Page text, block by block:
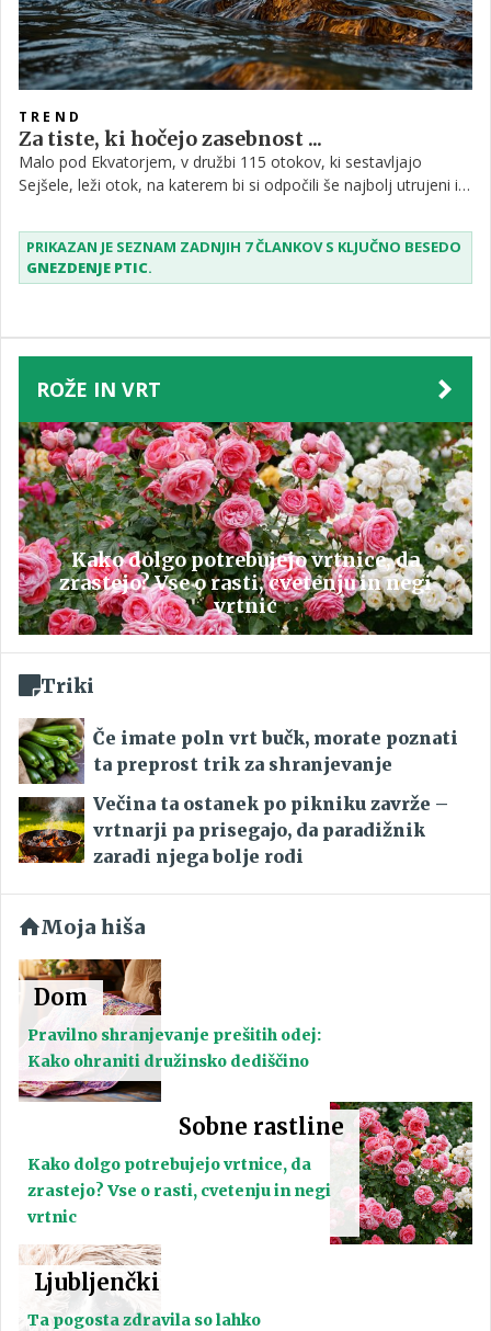
TREND
Za tiste, ki hočejo zasebnost ...
Malo pod Ekvatorjem, v družbi 115 otokov, ki sestavljajo
Sejšele, leži otok, na katerem bi si odpočili še najbolj utrujeni in
obiskovalcem popolno zasebnost in pogled na rajsko naravo.
PRIKAZAN JE SEZNAM ZADNJIH 7 ČLANKOV S KLJUČNO BESEDO
GNEZDENJE PTIC.
ROŽE IN VRT
Kako dolgo potrebujejo vrtnice, da
zrastejo? Vse o rasti, cvetenju in negi
vrtnic
Triki
Če imate poln vrt bučk, morate poznati
ta preprost trik za shranjevanje
Večina ta ostanek po pikniku zavrže –
vrtnarji pa prisegajo, da paradižnik
zaradi njega bolje rodi
Moja hiša
Dom
Pravilno shranjevanje prešitih odej:
Kako ohraniti družinsko dediščino
Sobne rastline
Kako dolgo potrebujejo vrtnice, da
zrastejo? Vse o rasti, cvetenju in negi
vrtnic
Ljubljenčki
Ta pogosta zdravila so lahko